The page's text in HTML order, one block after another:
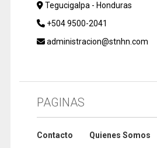
Tegucigalpa - Honduras
+504 9500-2041
administracion@stnhn.com
PAGINAS
Contacto
Quienes Somos